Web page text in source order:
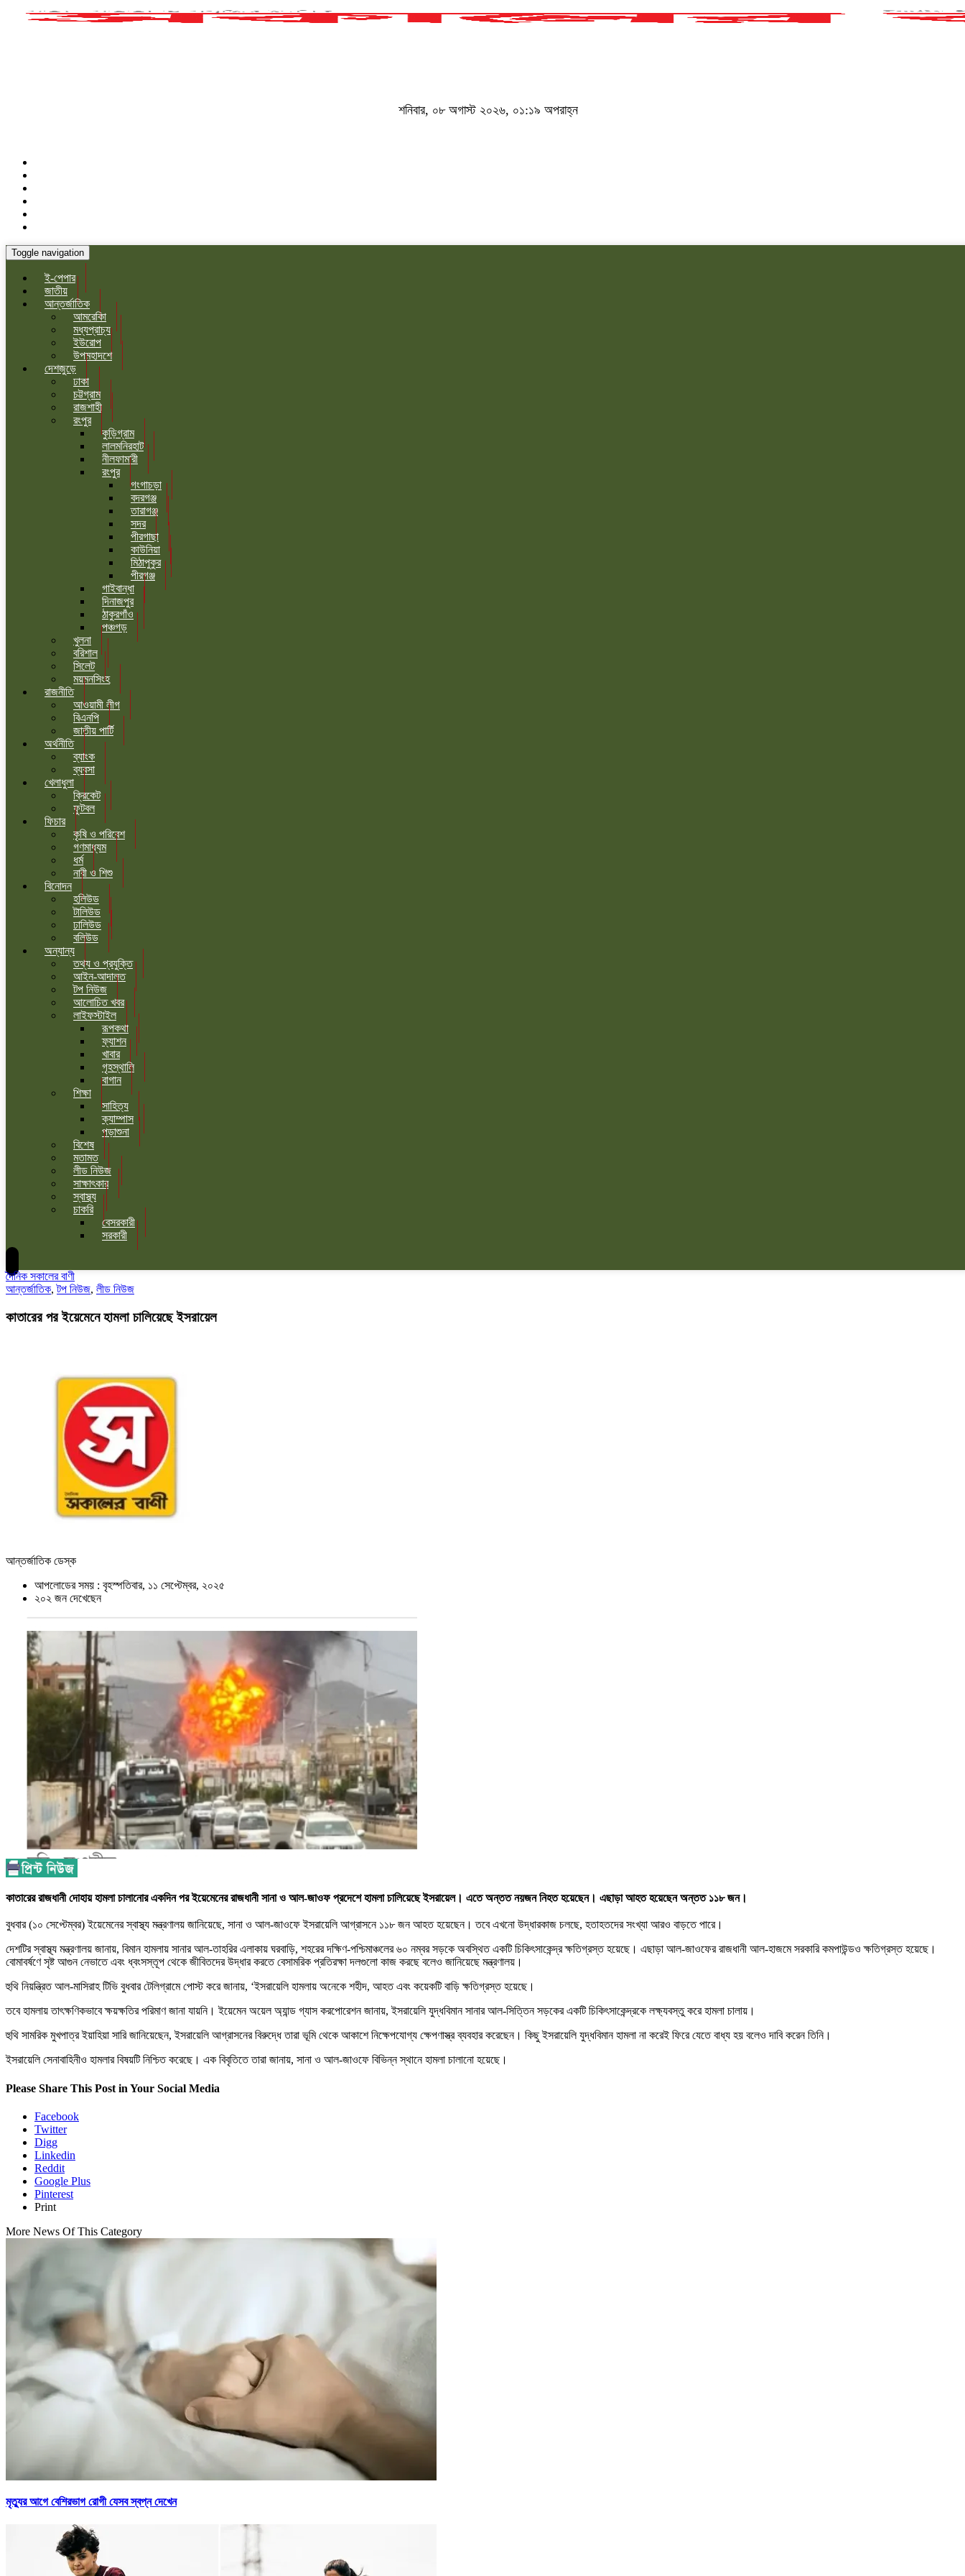
শনিবার, ০৮ অগাস্ট ২০২৬, ০১:১৯ অপরাহ্ন
Toggle navigation
ই-পেপার
জাতীয়
আন্তর্জাতিক
আমরেকিা
মধ্যপ্রাচ্য
ইউরোপ
উপমহাদশে
দেশজুড়ে
ঢাকা
চট্টগ্রাম
রাজশাহী
রংপুর
কুড়িগ্রাম
লালমনিরহাট
নীলফামারী
রংপুর
গংগাচড়া
বদরগঞ্জ
তারাগঞ্জ
সদর
পীরগাছা
কাউনিয়া
মিঠাপুকুর
পীরগঞ্জ
গাইবান্ধা
দিনাজপুর
ঠাকুরগাঁও
পঞ্চগড়
খুলনা
বরিশাল
সিলেট
ময়মনসিংহ
রাজনীতি
আওয়ামী লীগ
বিএনপি
জাতীয় পার্টি
অর্থনীতি
ব্যাংক
ব্যবসা
খেলাধুলা
ক্রিকেট
ফুটবল
ফিচার
কৃষি ও পরিবেশ
গণমাধ্যম
ধর্ম
নারী ও শিশু
বিনোদন
হলিউড
টালিউড
ঢালিউড
বলিউড
অন্যান্য
তথ্য ও প্রযুক্তি
আইন-আদালত
টপ নিউজ
আলোচিত খবর
লাইফস্টাইল
রূপকথা
ফ্যাশন
খাবার
গৃহস্থালি
বাগান
শিক্ষা
সাহিত্য
ক্যাম্পাস
পড়াশুনা
বিশেষ
মতামত
লীড নিউজ
সাক্ষাৎকার
স্বাস্থ্য
চাকরি
বেসরকারী
সরকারী
দৈনিক সকালের বাণী
আন্তর্জাতিক,টপ নিউজ, লীড নিউজ
কাতারের পর ইয়েমেনে হামলা চালিয়েছে ইসরায়েল
আন্তর্জাতিক ডেস্ক
আপলোডের সময় : বৃহস্পতিবার, ১১ সেপ্টেম্বর, ২০২৫
২০২ জন দেখেছেন
কাতারের রাজধানী দোহায় হামলা চালানোর একদিন পর ইয়েমেনের রাজধানী সানা ও আল-জাওফ প্রদেশে হামলা চালিয়েছে ইসরায়েল। এতে অন্তত নয়জন নিহত হয়েছেন। এছাড়া আহত হয়েছেন অন্তত ১১৮ জন।
বুধবার (১০ সেপ্টেম্বর) ইয়েমেনের স্বাস্থ্য মন্ত্রণালয় জানিয়েছে, সানা ও আল-জাওফে ইসরায়েলি আগ্রাসনে ১১৮ জন আহত হয়েছেন। তবে এখনো উদ্ধারকাজ চলছে, হতাহতদের সংখ্যা আরও বাড়তে পারে।
দেশটির স্বাস্থ্য মন্ত্রণালয় জানায়, বিমান হামলায় সানার আল-তাহরির এলাকায় ঘরবাড়ি, শহরের দক্ষিণ-পশ্চিমাঞ্চলের ৬০ নম্বর সড়কে অবস্থিত একটি চিকিৎসাকেন্দ্র ক্ষতিগ্রস্ত হয়েছে। এছাড়া আল-জাওফের রাজধানী আল-হাজমে সরকারি কমপাউন্ডও ক্ষতিগ্রস্ত হয়েছে।
বোমাবর্ষণে সৃষ্ট আগুন নেভাতে এবং ধ্বংসস্তূপ থেকে জীবিতদের উদ্ধার করতে বেসামরিক প্রতিরক্ষা দলগুলো কাজ করছে বলেও জানিয়েছে মন্ত্রণালয়।
হুথি নিয়ন্ত্রিত আল-মাসিরাহ টিভি বুধবার টেলিগ্রামে পোস্ট করে জানায়, ‘ইসরায়েলি হামলায় অনেকে শহীদ, আহত এবং কয়েকটি বাড়ি ক্ষতিগ্রস্ত হয়েছে।
তবে হামলায় তাৎক্ষণিকভাবে ক্ষয়ক্ষতির পরিমাণ জানা যায়নি। ইয়েমেন অয়েল অ্যান্ড গ্যাস করপোরেশন জানায়, ইসরায়েলি যুদ্ধবিমান সানার আল-সিত্তিন সড়কের একটি চিকিৎসাকেন্দ্রকে লক্ষ্যবস্তু করে হামলা চালায়।
হুথি সামরিক মুখপাত্র ইয়াহিয়া সারি জানিয়েছেন, ইসরায়েলি আগ্রাসনের বিরুদ্ধে তারা ভূমি থেকে আকাশে নিক্ষেপযোগ্য ক্ষেপণাস্ত্র ব্যবহার করেছেন। কিছু ইসরায়েলি যুদ্ধবিমান হামলা না করেই ফিরে যেতে বাধ্য হয় বলেও দাবি করেন তিনি।
ইসরায়েলি সেনাবাহিনীও হামলার বিষয়টি নিশ্চিত করেছে। এক বিবৃতিতে তারা জানায়, সানা ও আল-জাওফে বিভিন্ন স্থানে হামলা চালানো হয়েছে।
Please Share This Post in Your Social Media
Facebook
Twitter
Digg
Linkedin
Reddit
Google Plus
Pinterest
Print
More News Of This Category
মৃত্যুর আগে বেশিরভাগ রোগী যেসব স্বপ্ন দেখেন